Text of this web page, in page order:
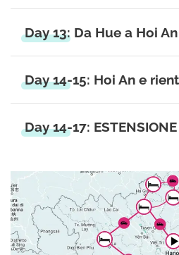
Day 13: Da Hue a Hoi An
Day 14-15: Hoi An e
Day 14-17: